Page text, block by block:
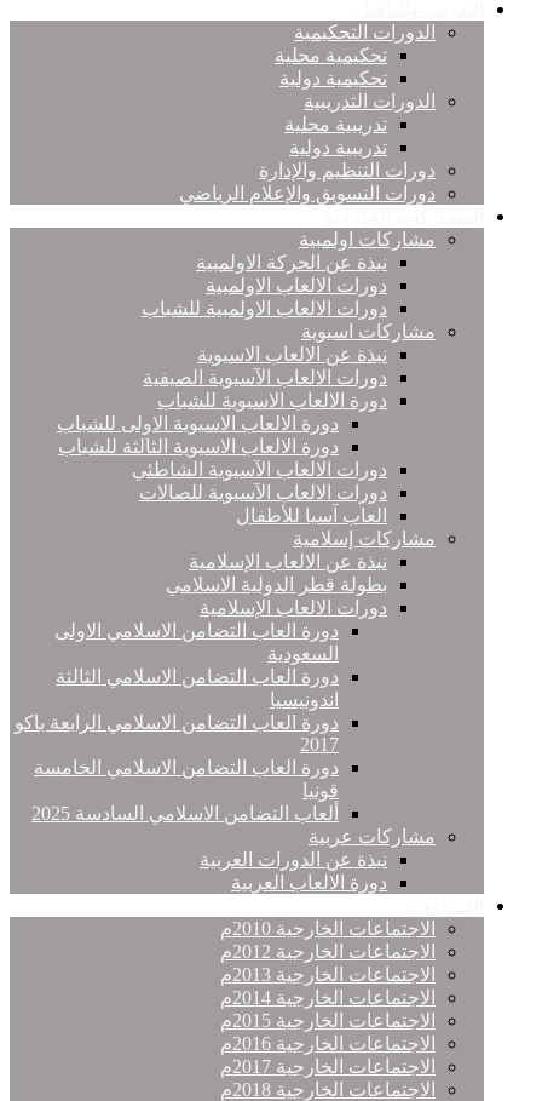
الدورات التحكيمية
تحكيمية محلية
تحكيمية دولية
الدورات التدريبية
تدريبية محلية
تدريبية دولية
دورات التنظيم والإدارة
دورات التسويق والإعلام الرياضي
مشاركات اولمبية
نبذة عن الحركة الاولمبية
دورات الالعاب الاولمبية
دورات الالعاب الاولمبية للشباب
مشاركات اسيوية
نبذة عن الالعاب الاسيوية
دورات الالعاب الآسيوية الصيفية
دورة الالعاب الاسيوية للشباب
دورة الالعاب الاسيوية الاولى للشباب
دورة الالعاب الاسيوية الثالثة للشباب
دورات الالعاب الآسيوية الشاطئي
دورات الالعاب الآسيوية للصالات
العاب آسيا للأطفال
مشاركات إسلامية
نبذة عن الالعاب الإسلامية
بطولة قطر الدولية الاسلامي
دورات الالعاب الإسلامية
دورة العاب التضامن الاسلامي الاولى
السعودية
دورة العاب التضامن الاسلامي الثالثة
اندونيسيا
دورة العاب التضامن الاسلامي الرابعة باكو
2017
دورة العاب التضامن الاسلامي الخامسة
قونيا
ألعاب التضامن الاسلامي السادسة 2025
مشاركات عربية
نبذة عن الدورات العربية
دورة الالعاب العربية
الاجتماعات الخارجية 2010م
الاجتماعات الخارجية 2012م
الاجتماعات الخارجية 2013م
الاجتماعات الخارجية 2014م
الاجتماعات الخارجية 2015م
الاجتماعات الخارجية 2016م
الاجتماعات الخارجية 2017م
الاجتماعات الخارجية 2018م